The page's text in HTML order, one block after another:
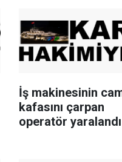
İş makinesinin
kafasını çarpan
operatör yaralandı